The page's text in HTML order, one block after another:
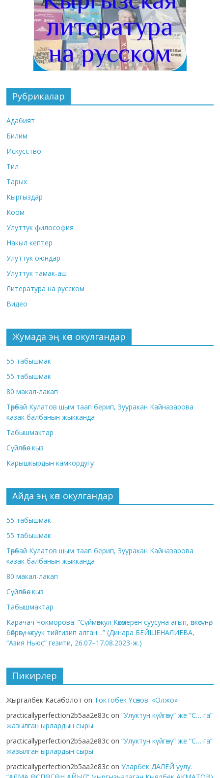
Рубрикалар
Адабият
Билим
Искусство
Тил
Тарых
Кыргыздар
Коом
Улуттук философия
Накыл кептер
Улуттук оюндар
Улуттук тамак-аш
Литература на русском
Видео
Жумада эң көп окулгандар
55 табышмак
55 табышмак
80 макал-лакап
Төрөбай Кулатов шым таап берип, Зууракан Кайназарова
казак балбанын жыкканда
Табышмактар
Сүйлөбөс кыз
Карышкырдын камкордугу
Айда эң көп окулгандар
55 табышмак
55 табышмак
Төрөбай Кулатов шым таап берип, Зууракан Кайназарова
казак балбанын жыкканда
80 макал-лакап
Сүйлөбөс кыз
Табышмактар
Карачач Чокморова: “Сүймөнкул Көкөмерен суусуна агып, өпкөсүнө,
бөйрөгүнө суук тийгизип алган…” (Динара БЕЙШЕНАЛИЕВА,
“Азия Ньюс” гезити, 26.07–17.08.2023-ж.)
Пикирлер
Жыргалбек Касаболот on Токтобек Үсөнов. «Олжо»
practicallyperfection2b5aa2e83c on“Улуктун күйгөнү” же “С… га”
жазылган ырлардын сыры
practicallyperfection2b5aa2e83c on“Улуктун күйгөнү” же “С… га”
жазылган ырлардын сыры
practicallyperfection2b5aa2e83c onУларбек ДАЛЕЙ уулу.